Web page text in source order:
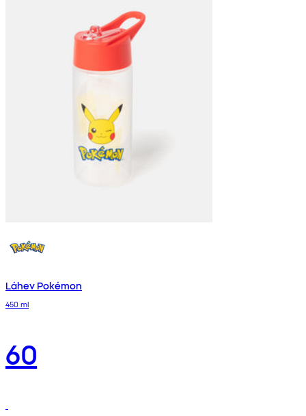
Láhev Pokémon
450 ml
60